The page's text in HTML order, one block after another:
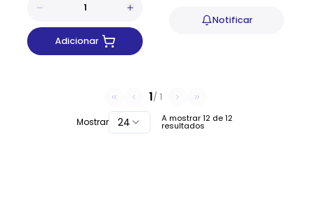
Adicionar
Notificar
A mostrar12de12
resultados
1/1
Mostrar 24